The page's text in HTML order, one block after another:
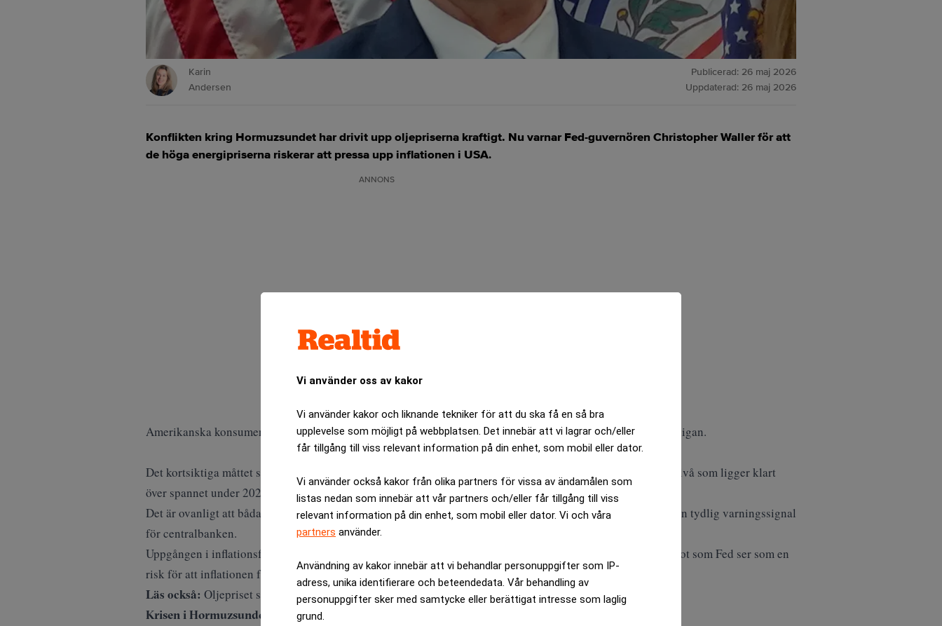
Vi använder oss av kakor
Vi använder kakor och liknande tekniker för att du ska få en så bra
upplevelse som möjligt på webbplatsen. Det innebär att vi lagrar och/eller
får tillgång till viss relevant information på din enhet, som mobil eller dator.
Vi använder också kakor från olika partners för vissa av ändamålen som
listas nedan som innebär att vår partners och/eller får tillgång till viss
relevant information på din enhet, som mobil eller dator. Vi och våra
partners använder.
Användning av kakor innebär att vi behandlar personuppgifter som IP-
adress, unika identifierare och beteendedata. Vår behandling av
personuppgifter sker med samtycke eller berättigat intresse som laglig
grund.
Karin
Andersen
Publicerad: 26 maj 2026
Uppdaterad: 26 maj 2026
Konflikten kring Hormuzsundet har drivit upp oljepriserna kraftigt. Nu varnar Fed-guvernören Christopher Waller för att
de höga energipriserna riskerar att pressa upp inflationen i USA.
ANNONS
Amerikanska konsumenter räknar med högre inflation, enligt den senaste mätningen från University of Michigan.
Det kortsiktiga måttet stiger till 4,8 procent medan de långsiktiga förväntningarna ökar till 3,9 procent, en nivå som ligger klart
över spannet under 2024.
Det är ovanligt att båda måtten rör sig samtidigt och i samma riktning.Fortunebeskriver utvecklingen som en tydlig varningssignal
för centralbanken.
Uppgången i inflationsförväntningarna sammanfaller med att energipriserna ligger kvar på höga nivåer, något som Fed ser som en
risk för att inflationen fastnar.
Läs också: Oljepriset stiger igen efter amerikanska attacker – Realtid
Krisen i Hormuzsundet driver utvecklingen